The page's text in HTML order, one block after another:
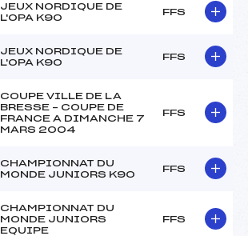
JEUX NORDIQUE DE
L'OPA K90
FFS
JEUX NORDIQUE DE
L'OPA K90
FFS
COUPE VILLE DE LA
BRESSE – COUPE DE
FRANCE A DIMANCHE 7
MARS 2004
FFS
CHAMPIONNAT DU
MONDE JUNIORS K90
FFS
CHAMPIONNAT DU
MONDE JUNIORS
EQUIPE
FFS